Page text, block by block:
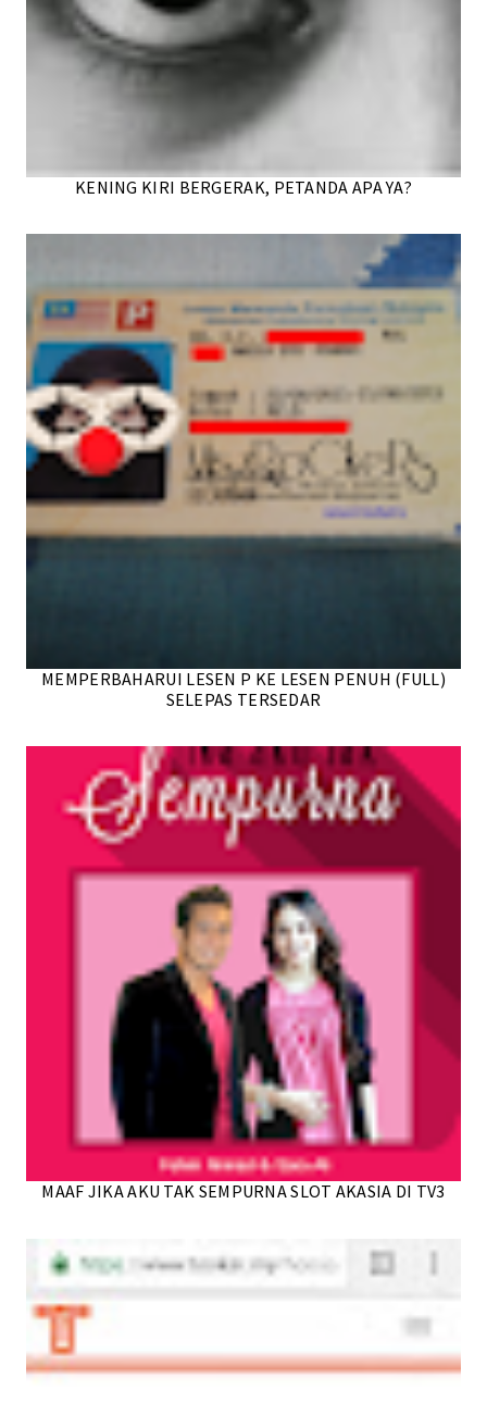
KENING KIRI BERGERAK, PETANDA APA YA?
MEMPERBAHARUI LESEN P KE LESEN PENUH (FULL)
SELEPAS TERSEDAR
MAAF JIKA AKU TAK SEMPURNA SLOT AKASIA DI TV3